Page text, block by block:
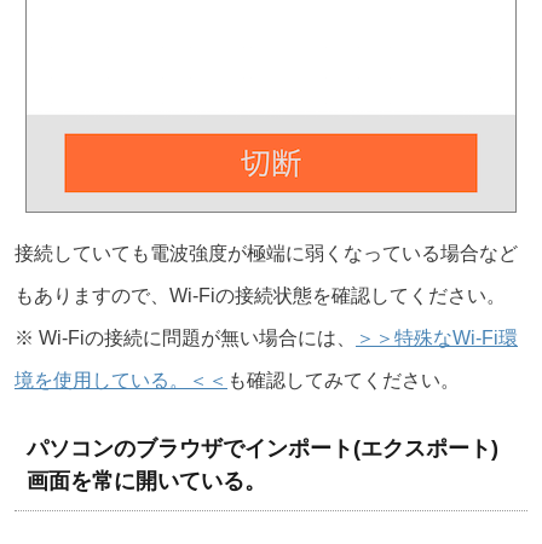
接続していても電波強度が極端に弱くなっている場合など
もありますので、Wi-Fiの接続状態を確認してください。
※ Wi-Fiの接続に問題が無い場合には、 ＞＞特殊なWi-Fi環
境を使用している。＜＜ も確認してみてください。
パソコンのブラウザでインポート(エクスポート)
画面を常に開いている。